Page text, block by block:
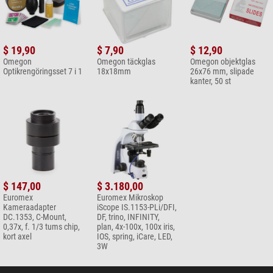
Gränssnitt DigitaltHDMI, USB 2
: 16 Gb SD-minne, kort eller via USB-2
Kameraknappar
Strömförsörjning
Extern strömförsörjningsenhet 100-240 Vac efter 12
Vdc/2A
0 – 60 °C, 45–85 % luftfuktighet
-20 till 70 °C
Leveransomfattning
HDMI-kabel
USB 2 kabel
12Vdc/2A strömförsörjningsenhet
Vikt (g)
440
Serie
Övrigt
Leverantörens produktnummer
VC.3036
$ 19,90
Omegon
Optikrengöringsset 7 i 1
$ 7,90
Omegon täckglas
18x18mm
$ 12,90
Omegon objektglas
26x76 mm, slipade
kanter, 50 st
$ 147,00
Euromex
Kameraadapter
DC.1353, C-Mount,
0,37x, f. 1/3 tums chip,
kort axel
$ 3.180,00
Euromex Mikroskop
iScope IS.1153-PLi/DFI,
DF, trino, INFINITY,
plan, 4x-100x, 100x iris,
IOS, spring, iCare, LED,
3W